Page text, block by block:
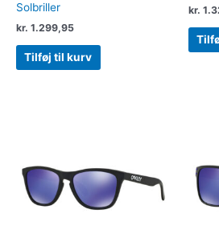
Solbriller
kr. 1.299,95
Tilføj til kurv
kr.